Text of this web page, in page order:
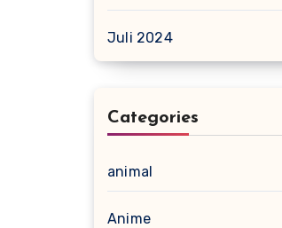
Juli 2024
Categories
animal
Anime